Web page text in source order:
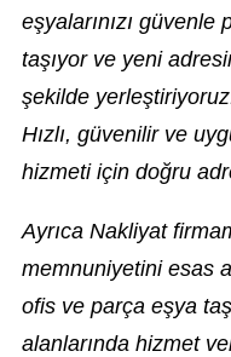
eşyalarınızı güvenle
taşıyor ve yeni
şekilde
Hızlı, güvenilir ve
hizmeti için doğru
Ayrıca Nakliyat
memnuniyetini esas
ofis ve parça eşya
alanlarında hizmet